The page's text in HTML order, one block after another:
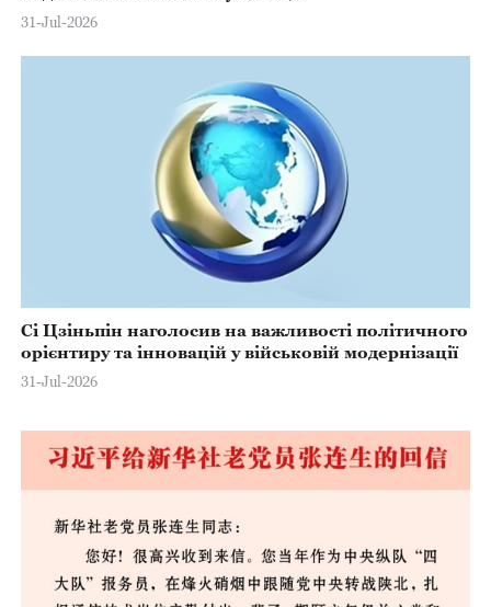
31-Jul-2026
Сі Цзіньпін наголосив на важливості політичного
орієнтиру та інновацій у військовій модернізації
31-Jul-2026